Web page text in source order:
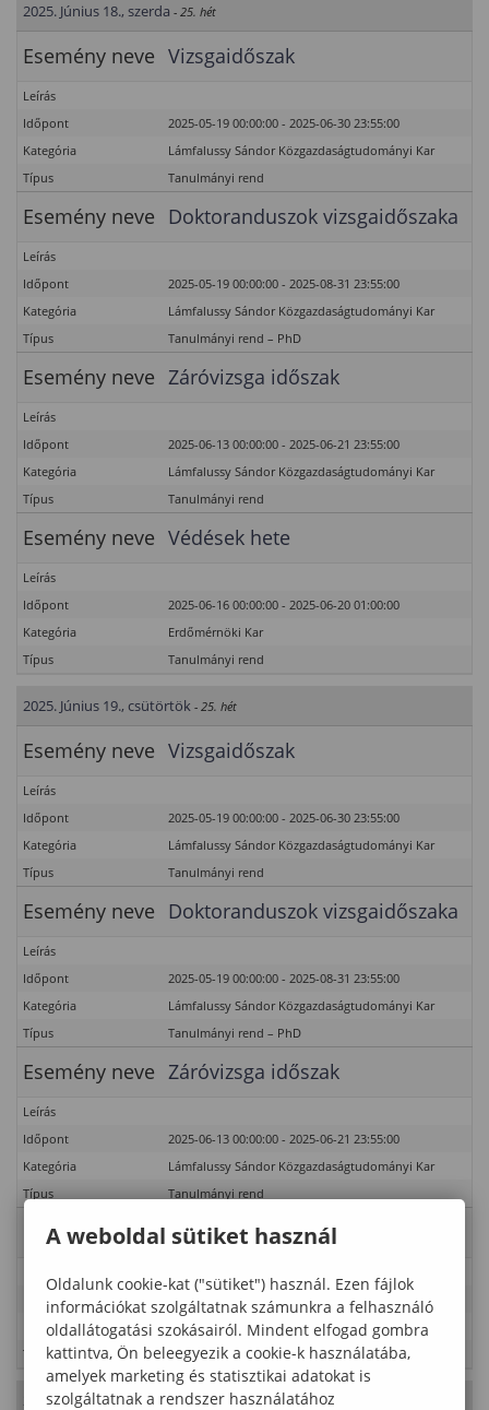
2025. Június 18., szerda - 25. hét
Esemény neve Vizsgaidőszak
Leírás
Időpont
2025-05-19 00:00:00 - 2025-06-30 23:55:00
Kategória
Lámfalussy Sándor Közgazdaságtudományi Kar
Típus
Tanulmányi rend
Esemény neve Doktoranduszok vizsgaidőszaka
Leírás
Időpont
2025-05-19 00:00:00 - 2025-08-31 23:55:00
Kategória
Lámfalussy Sándor Közgazdaságtudományi Kar
Típus
Tanulmányi rend – PhD
Esemény neve Záróvizsga időszak
Leírás
Időpont
2025-06-13 00:00:00 - 2025-06-21 23:55:00
Kategória
Lámfalussy Sándor Közgazdaságtudományi Kar
Típus
Tanulmányi rend
Esemény neve Védések hete
Leírás
Időpont
2025-06-16 00:00:00 - 2025-06-20 01:00:00
Kategória
Erdőmérnöki Kar
Típus
Tanulmányi rend
2025. Június 19., csütörtök - 25. hét
Esemény neve Vizsgaidőszak
Leírás
Időpont
2025-05-19 00:00:00 - 2025-06-30 23:55:00
Kategória
Lámfalussy Sándor Közgazdaságtudományi Kar
Típus
Tanulmányi rend
Esemény neve Doktoranduszok vizsgaidőszaka
Leírás
Időpont
2025-05-19 00:00:00 - 2025-08-31 23:55:00
Kategória
Lámfalussy Sándor Közgazdaságtudományi Kar
Típus
Tanulmányi rend – PhD
Esemény neve Záróvizsga időszak
Leírás
Időpont
2025-06-13 00:00:00 - 2025-06-21 23:55:00
Kategória
Lámfalussy Sándor Közgazdaságtudományi Kar
Típus
Tanulmányi rend
Esemény neve Védések hete
Időpont
2025-06-16 00:00:00 - 2025-06-20 01:00:00
Kategória
Erdőmérnöki Kar
Típus
Tanulmányi rend
2025. Június 20., péntek - 25. hét
A weboldal sütiket használ
Oldalunk cookie-kat ("sütiket") használ. Ezen fájlok
információkat szolgáltatnak számunkra a felhasználó
oldallátogatási szokásairól. Mindent elfogad gombra
kattintva, Ön beleegyezik a cookie-k használatába,
amelyek marketing és statisztikai adatokat is
szolgáltatnak a rendszer használatához